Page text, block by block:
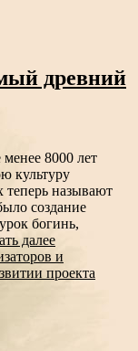
древний
8000 лет
культуру
теперь называют
создание
богинь,
далее
и
проекта